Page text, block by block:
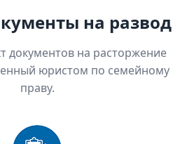
на развод
документов на расторжение
юристом по семейному
праву.